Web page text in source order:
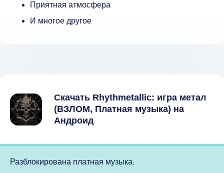
Приятная атмосфера
И многое другое
Скачать Rhythmetallic: игра метал
(ВЗЛОМ, Платная музыка) на
Андроид
Разблокирована платная музыка.